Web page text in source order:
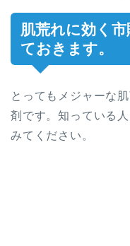
肌荒れに効く
ておきます。
とってもメジャーな
剤です。知っている
みてください。